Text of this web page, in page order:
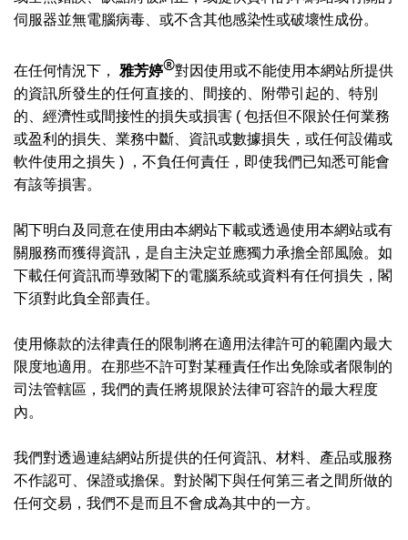
伺服器並無電腦病毒、或不含其他感染性或破壞性成份。
在任何情況下， 雅芳婷®對因使用或不能使用本網站所提供
的資訊所發生的任何直接的、間接的、附帶引起的、特別
的、經濟性或間接性的損失或損害 ( 包括但不限於任何業務
或盈利的損失、業務中斷、資訊或數據損失，或任何設備或
軟件使用之損失 )
，不負任何責任，即使我們已知悉可能會
有該等損害。
閣下明白及同意在使用由本網站下載或透過使用本網站或有
關服務而獲得資訊，是自主決定並應獨力承擔全部風險。如
下載任何資訊而導致閣下的電腦系統或資料有任何損失，閣
下須對此負全部責任。
使用條款的法律責任的限制將在適用法律許可的範圍內最大
限度地適用。在那些不許可對某種責任作出免除或者限制的
司法管轄區，我們的責任將規限於法律可容許的最大程度
內。
我們對透過連結網站所提供的任何資訊、材料、產品或服務
不作認可、保證或擔保。對於閣下與任何第三者之間所做的
任何交易，我們不是而且不會成為其中的一方。